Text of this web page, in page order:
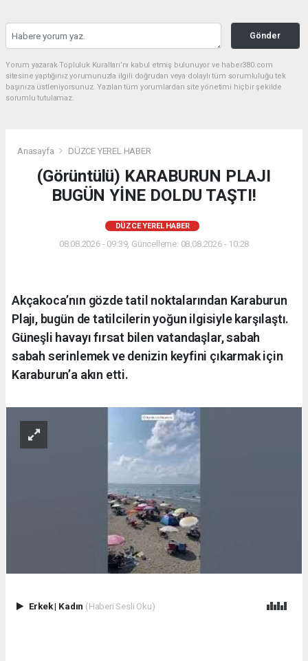
Gönder
Yorum yazarak Topluluk Kuralları’nı kabul etmiş bulunuyor ve haber380.com
sitesine yaptığınız yorumunuzla ilgili doğrudan veya dolaylı tüm sorumluluğu tek
başınıza üstleniyorsunuz. Yazılan tüm yorumlardan site yönetimi hiçbir şekilde
sorumlu tutulamaz.
Anasayfa DÜZCE YEREL HABER
(Görüntülü) KARABURUN PLAJI
BUGÜN YİNE DOLDU TAŞTI!
DÜZCE YEREL HABER
08.08.2026 - 09:39, Güncelleme: 08.08.2026 - 10:28
Akçakoca’nın gözde tatil noktalarından Karaburun
Plajı, bugün de tatilcilerin yoğun ilgisiyle karşılaştı.
Güneşli havayı fırsat bilen vatandaşlar, sabah
sabah serinlemek ve denizin keyfini çıkarmak için
Karaburun’a akın etti.
Erkek| Kadın (Haberi Sesli Oku)